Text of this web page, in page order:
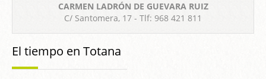
CARMEN LADRÓN DE GUEVARA RUIZ
C/ Santomera, 17 - Tlf: 968 421 811
El tiempo en Totana